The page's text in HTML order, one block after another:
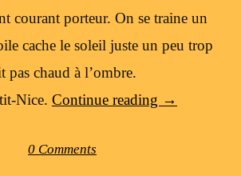
courant porteur. On se traine un
cache le soleil juste un peu trop
pas chaud à l’ombre.
Nice. Continue reading →
0 Comments